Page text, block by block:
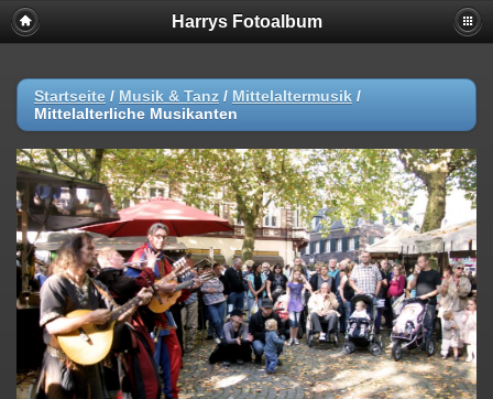
Harrys Fotoalbum
Startseite / Musik & Tanz / Mittelaltermusik /
Mittelalterliche Musikanten